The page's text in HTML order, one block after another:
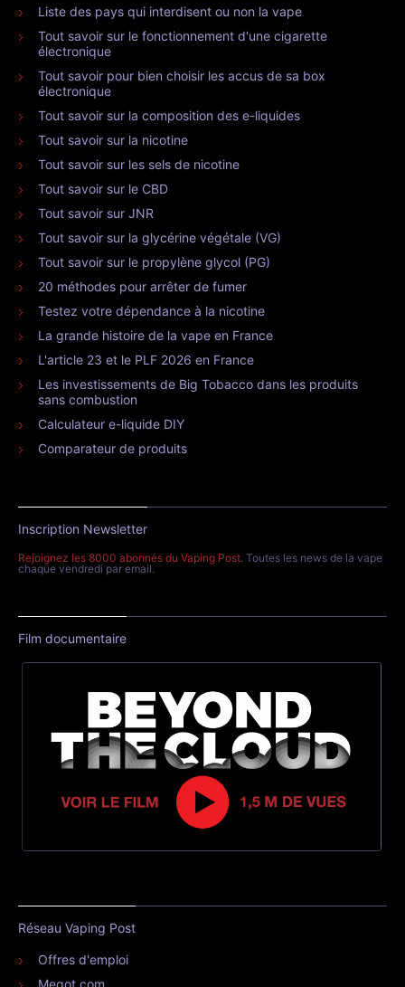
Liste des pays qui interdisent ou non la vape
Tout savoir sur le fonctionnement d'une cigarette
électronique
Tout savoir pour bien choisir les accus de sa box
électronique
Tout savoir sur la composition des e-liquides
Tout savoir sur la nicotine
Tout savoir sur les sels de nicotine
Tout savoir sur le CBD
Tout savoir sur JNR
Tout savoir sur la glycérine végétale (VG)
Tout savoir sur le propylène glycol (PG)
20 méthodes pour arrêter de fumer
Testez votre dépendance à la nicotine
La grande histoire de la vape en France
L'article 23 et le PLF 2026 en France
Les investissements de Big Tobacco dans les produits
sans combustion
Calculateur e-liquide DIY
Comparateur de produits
Inscription Newsletter
Rejoignez les 8000 abonnés du Vaping Post. Toutes les news de la vape
chaque vendredi par email.
Film documentaire
Réseau Vaping Post
Offres d'emploi